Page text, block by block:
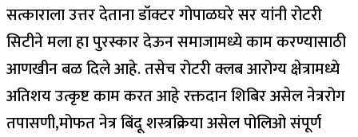
सत्काराला उत्तर देताना डॉक्टर गोपाळघरे सर यांनी रोटरी
सिटीने मला हा पुरस्कार देऊन समाजामध्ये काम करण्यासाठी
आणखीन बळ दिले आहे. तसेच रोटरी क्लब आरोग्य क्षेत्रामध्ये
अतिशय उत्कृष्ट काम करत आहे रक्तदान शिबिर असेल नेत्ररोग
तपासणी,मोफत नेत्र बिंदू शस्त्रक्रिया असेल पोलिओ संपूर्ण